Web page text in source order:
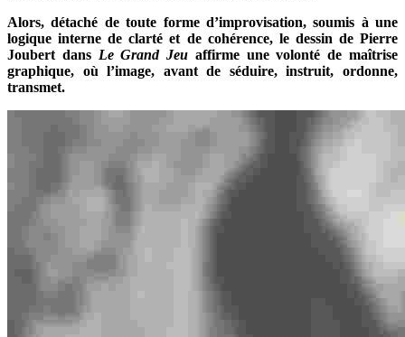
Alors, détaché de toute forme d’improvisation, soumis à une
logique interne de clarté et de cohérence, le dessin de Pierre
Joubert dans Le Grand Jeu affirme une volonté de maîtrise
graphique, où l’image, avant de séduire, instruit, ordonne,
transmet.